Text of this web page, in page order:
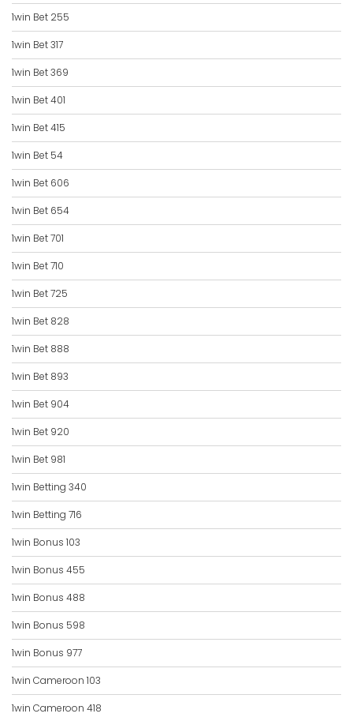
1win Bet 255
1win Bet 317
1win Bet 369
1win Bet 401
1win Bet 415
1win Bet 54
1win Bet 606
1win Bet 654
1win Bet 701
1win Bet 710
1win Bet 725
1win Bet 828
1win Bet 888
1win Bet 893
1win Bet 904
1win Bet 920
1win Bet 981
1win Betting 340
1win Betting 716
1win Bonus 103
1win Bonus 455
1win Bonus 488
1win Bonus 598
1win Bonus 977
1win Cameroon 103
1win Cameroon 418